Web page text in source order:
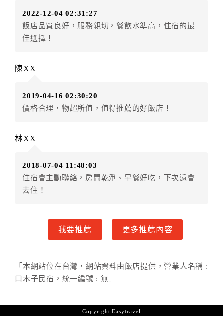
房者不得要求退其差額。（限原訂飯店）
五、保留住宿權益(保留住房)
（提出申辦日為保留起算日）
店客滿，敬請及早計畫，如逾時未提出申辦，視同無條
件放棄訂單（住宿權益）。 （限原訂飯店使用）
得辦理取消退款。
．訂單異動後，訂單費用總計小於原訂單費用總計時，
訂房者不得要求退其差額。限原訂飯店
◎住房日30天前辦理者，訂單費用扣除總計0%為手續費
◎住房日14天前辦理者，訂單費用扣除總計50%為手續
◎住房日7天前辦理者，訂單費用扣除總計65%為手續費
◎住房日1天前辦理者，訂單費用扣除總計100%為手續
◎住房日當日辦理者，訂單費用扣除總計100%為手續費
2022-12-04 02:31:27
飯店品質良好，服務親切，餐飲水準高，住宿的最
佳選擇！
陳XX
2019-04-16 02:30:20
價格合理，物超所值，值得推薦的好飯店！
林XX
2018-07-04 11:48:03
住宿會主動聯絡，房間乾淨、早餐好吃，下次還會
去住！
我要推薦 更多推薦內容
「本網站位在台灣，網站資料由飯店提供，營業人名稱 :
口木子民宿，統一編號 : 無」
Copyright Easytravel